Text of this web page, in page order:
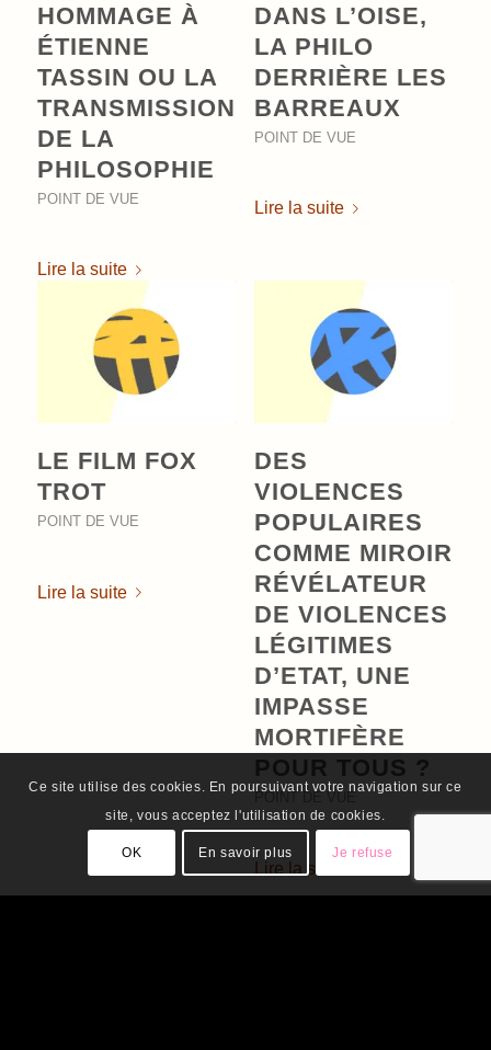
HOMMAGE À
ÉTIENNE
TASSIN OU LA
TRANSMISSION
DE LA
PHILOSOPHIE
POINT DE VUE
Lire la suite
DANS L’OISE,
LA PHILO
DERRIÈRE LES
BARREAUX
POINT DE VUE
Lire la suite
LE FILM FOX
TROT
POINT DE VUE
Lire la suite
DES
VIOLENCES
POPULAIRES
COMME MIROIR
RÉVÉLATEUR
DE VIOLENCES
LÉGITIMES
D’ETAT, UNE
IMPASSE
MORTIFÈRE
POUR TOUS ?
Lire la suite
Ce site utilise des cookies. En poursuivant votre navigation sur ce
site, vous acceptez l'utilisation de cookies.
OK En savoir plus Je refuse